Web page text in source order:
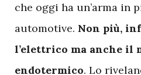
che oggi ha un’arma in
automotive. Non più,
l’elettrico ma anche il
endotermico. Lo